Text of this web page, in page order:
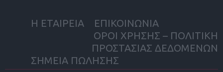
Η ΕΤΑΙΡΕΙΑ
ΕΠΙΚΟΙΝΩΝΙΑ
ΟΡΟΙ ΧΡΗΣΗΣ – ΠΟΛΙΤΙΚΗ
ΠΡΟΣΤΑΣΙΑΣ ΔΕΔΟΜΕΝΩΝ
ΣΗΜΕΙΑ ΠΩΛΗΣΗΣ